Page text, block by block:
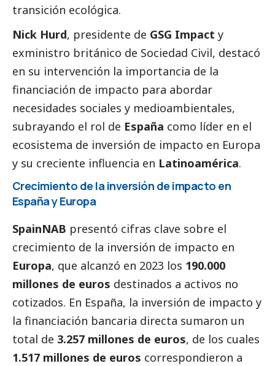
transición ecológica.
Nick Hurd, presidente de GSG Impact y
exministro británico de Sociedad Civil, destacó
en su intervención la importancia de la
financiación de impacto para abordar
necesidades sociales y medioambientales,
subrayando el rol de España como líder en el
ecosistema de inversión de impacto en Europa
y su creciente influencia en Latinoamérica.
Crecimiento de la inversión de impacto en
España y Europa
SpainNAB presentó cifras clave sobre el
crecimiento de la inversión de impacto en
Europa, que alcanzó en 2023 los 190.000
millones de euros destinados a activos no
cotizados. En España, la inversión de impacto y
la financiación bancaria directa sumaron un
total de 3.257 millones de euros, de los cuales
1.517 millones de euros correspondieron a